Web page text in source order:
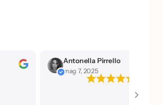
Elisabetta Arena
ott 9, 2024